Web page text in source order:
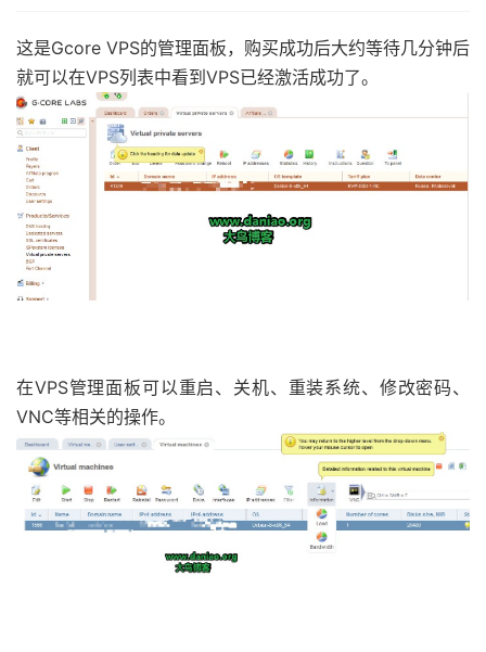
这是Gcore VPS的管理面板，购买成功后大约等待几分钟后
就可以在VPS列表中看到VPS已经激活成功了。
在VPS管理面板可以重启、关机、重装系统、修改密码、
VNC等相关的操作。